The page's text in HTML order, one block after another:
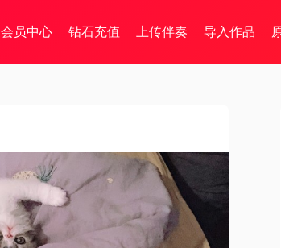
会员中心 钻石充值 上传伴奏 导入作品